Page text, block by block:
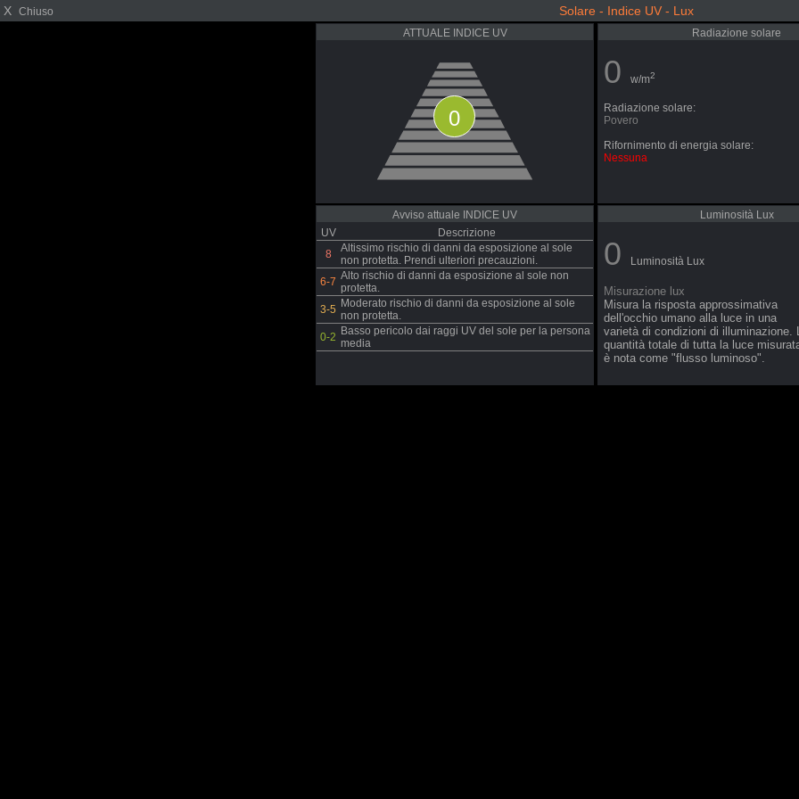
X Chiuso Solare - Indice UV - Lux
ATTUALE INDICE UV
0
Radiazione solare
0 w/m2
Radiazione solare:
Povero
Rifornimento di energia solare:
Nessuna
Avviso attuale INDICE UV
UV
Descrizione
8
Altissimo rischio di danni da esposizione al sole
non protetta. Prendi ulteriori precauzioni.
6-7 Alto rischio di danni da esposizione al sole non
protetta.
3-5 Moderato rischio di danni da esposizione al sole
non protetta.
0-2 Basso pericolo dai raggi UV del sole per la persona
media
Luminosità Lux
0 Luminosità Lux
Misurazione lux
Misura la risposta approssimativa
dell'occhio umano alla luce in una
varietà di condizioni di illuminazione.
quantità totale di tutta la luce
è nota come "flusso luminoso".